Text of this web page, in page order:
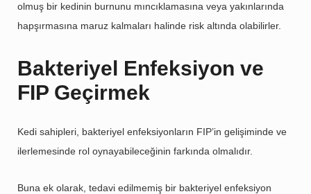
olmuş bir kedinin burnunu mıncıklamasına veya yakınlarında
hapşırmasına maruz kalmaları halinde risk altında olabilirler.
Bakteriyel Enfeksiyon ve
FIP Geçirmek
Kedi sahipleri, bakteriyel enfeksiyonların FIP’in gelişiminde ve
ilerlemesinde rol oynayabileceğinin farkında olmalıdır.
Buna ek olarak, tedavi edilmemiş bir bakteriyel enfeksiyon